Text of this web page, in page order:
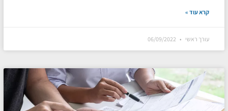
קרא עוד »
עורך ראשי